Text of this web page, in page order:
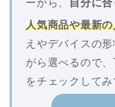
ーから、
自分に
人気商品や最新
えやデバイスの
がら選べるので
をチェックしてみ